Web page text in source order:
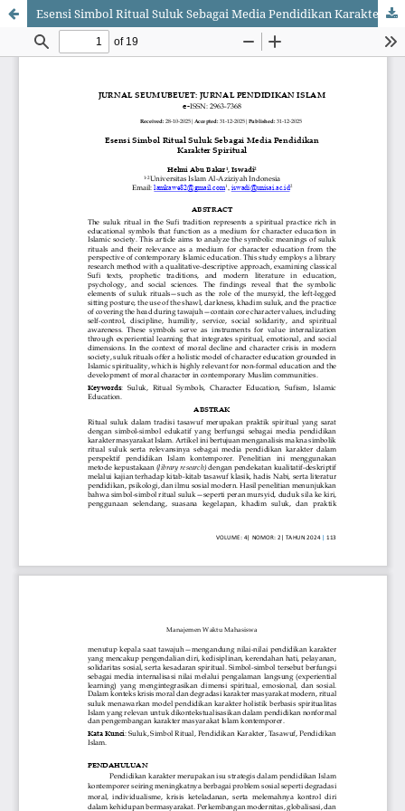
Esensi Simbol Ritual Suluk Sebagai Media Pendidikan Karakter Spiritual